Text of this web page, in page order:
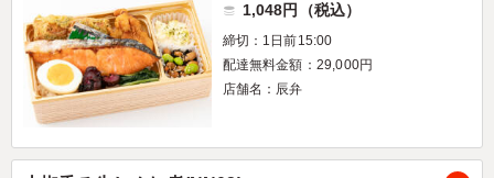
1,048円（税込）
締切：1日前15:00
配達無料金額：29,000円
店舗名：辰弁